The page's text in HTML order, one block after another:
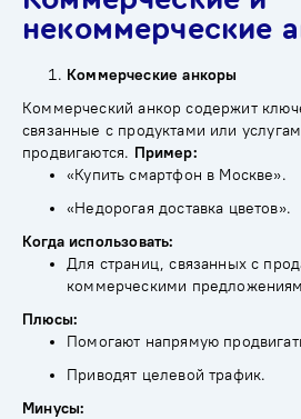
некоммерческие
Коммерческие анкоры
Коммерческий анкор содержит
связанные с продуктами или
продвигаются. Пример:
«Купить смартфон в Москве».
«Недорогая доставка цветов».
Когда использовать:
Для страниц, связанных с
коммерческими
Плюсы:
Помогают напрямую
Приводят целевой трафик.
Минусы: